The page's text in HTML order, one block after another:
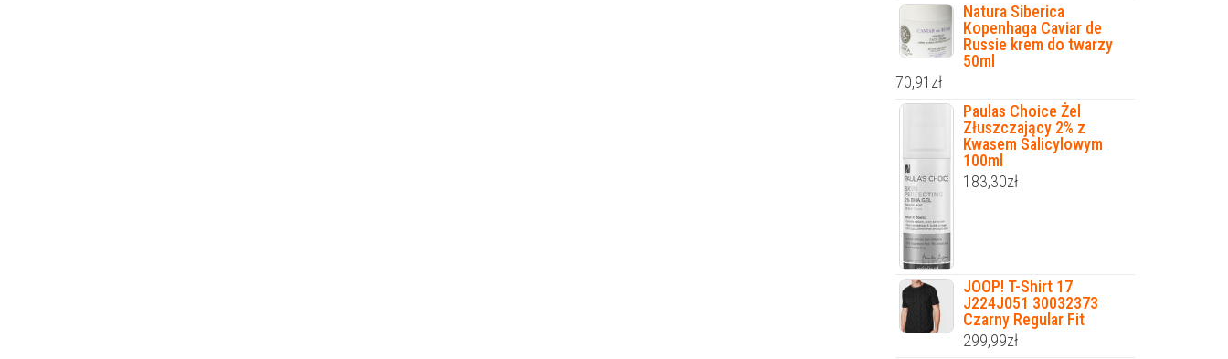
Natura Siberica
Kopenhaga Caviar de
Russie krem do twarzy
50ml
70,91 zł
Paulas Choice Żel
Złuszczający 2% z
Kwasem Salicylowym
100ml
183,30zł
JOOP! T-Shirt 17
J224J051 30032373
Czarny Regular Fit
299,99zł